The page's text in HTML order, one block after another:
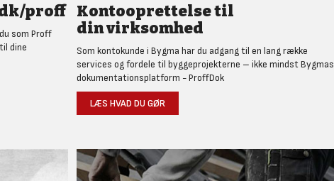
proff
som Proff
dine
Kontooprettelse til
din virksomhed
Som kontokunde i Bygma har du adgang til en lang række
services og fordele til byggeprojekterne – ikke mindst Bygmas
dokumentationsplatform - ProffDok
LÆS HVAD DU GØR